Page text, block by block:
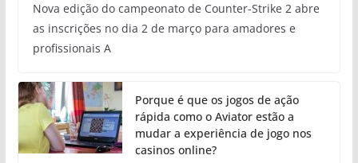
Nova edição do campeonato de Counter-Strike 2 abre
as inscrições no dia 2 de março para amadores e
profissionais A
Porque é que os jogos de ação
rápida como o Aviator estão a
mudar a experiência de jogo nos
casinos online?